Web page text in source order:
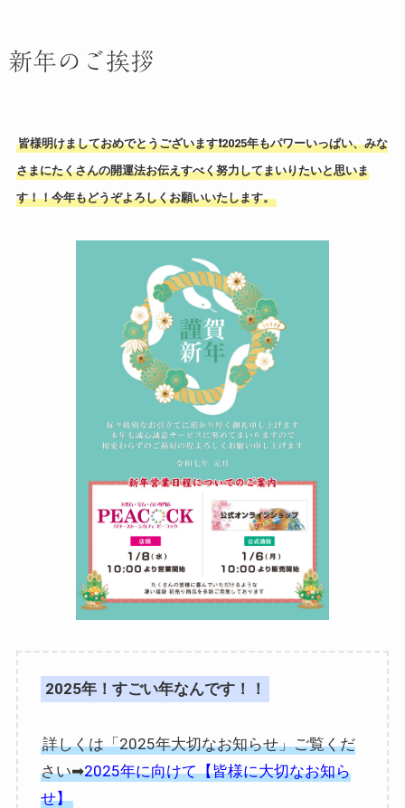
新年のご挨拶
皆様明けましておめでとうございます❗️2025年もパワーいっぱい、みな
さまにたくさんの開運法お伝えすべく努力してまいりたいと思いま
す！！今年もどうぞよろしくお願いいたします。
2025年！すごい年なんです！！
詳しくは「2025年大切なお知らせ」ご覧くだ
さい➡︎2025年に向けて【皆様に大切なお知ら
せ】